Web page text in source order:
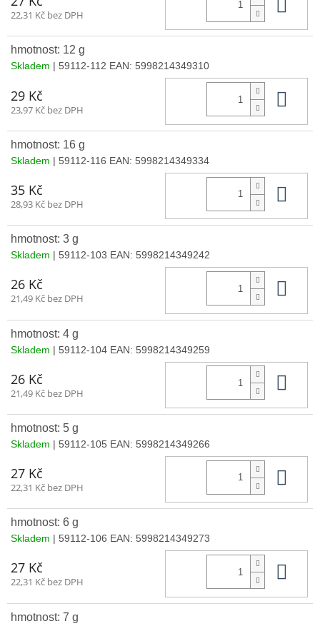
22,31 Kč bez DPH
hmotnost: 12 g
Skladem | 59112-112 EAN: 5998214349310
29 Kč
23,97 Kč bez DPH
hmotnost: 16 g
Skladem | 59112-116 EAN: 5998214349334
35 Kč
28,93 Kč bez DPH
hmotnost: 3 g
Skladem | 59112-103 EAN: 5998214349242
26 Kč
21,49 Kč bez DPH
hmotnost: 4 g
Skladem | 59112-104 EAN: 5998214349259
26 Kč
21,49 Kč bez DPH
hmotnost: 5 g
Skladem | 59112-105 EAN: 5998214349266
27 Kč
22,31 Kč bez DPH
hmotnost: 6 g
Skladem | 59112-106 EAN: 5998214349273
27 Kč
22,31 Kč bez DPH
hmotnost: 7 g